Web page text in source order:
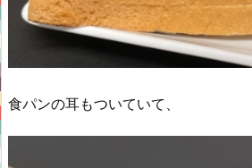
食パンの耳もついていて、